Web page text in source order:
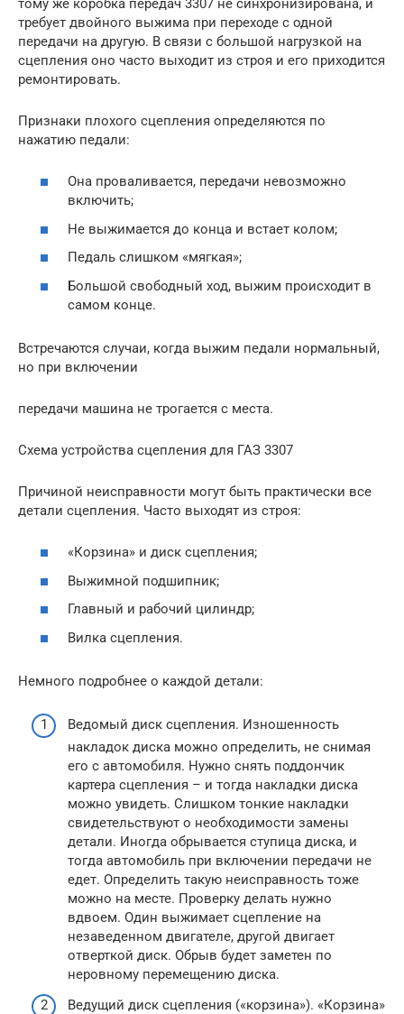
тому же коробка передач 3307 не синхронизирована, и
требует двойного выжима при переходе с одной
передачи на другую. В связи с большой нагрузкой на
сцепления оно часто выходит из строя и его приходится
ремонтировать.
Признаки плохого сцепления определяются по
нажатию педали:
Она проваливается, передачи невозможно
включить;
Не выжимается до конца и встает колом;
Педаль слишком «мягкая»;
Большой свободный ход, выжим происходит в
самом конце.
Встречаются случаи, когда выжим педали нормальный,
но при включении
передачи машина не трогается с места.
Схема устройства сцепления для ГАЗ 3307
Причиной неисправности могут быть практически все
детали сцепления. Часто выходят из строя:
«Корзина» и диск сцепления;
Выжимной подшипник;
Главный и рабочий цилиндр;
Вилка сцепления.
Немного подробнее о каждой детали:
Ведомый диск сцепления. Изношенность
накладок диска можно определить, не снимая
его с автомобиля. Нужно снять поддончик
картера сцепления – и тогда накладки диска
можно увидеть. Слишком тонкие накладки
свидетельствуют о необходимости замены
детали. Иногда обрывается ступица диска, и
тогда автомобиль при включении передачи не
едет. Определить такую неисправность тоже
можно на месте. Проверку делать нужно
вдвоем. Один выжимает сцепление на
незаведенном двигателе, другой двигает
отверткой диск. Обрыв будет заметен по
неровному перемещению диска.
Ведущий диск сцепления («корзина»). «Корзина»